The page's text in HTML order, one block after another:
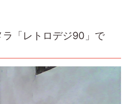
ラ「レトロデジ90」で